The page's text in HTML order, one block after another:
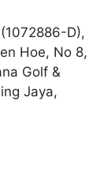
D),
Hoe, No 8,
Golf &
Jaya,